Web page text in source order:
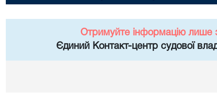
Отримуйте інформацію лише
Єдиний Контакт-центр судової